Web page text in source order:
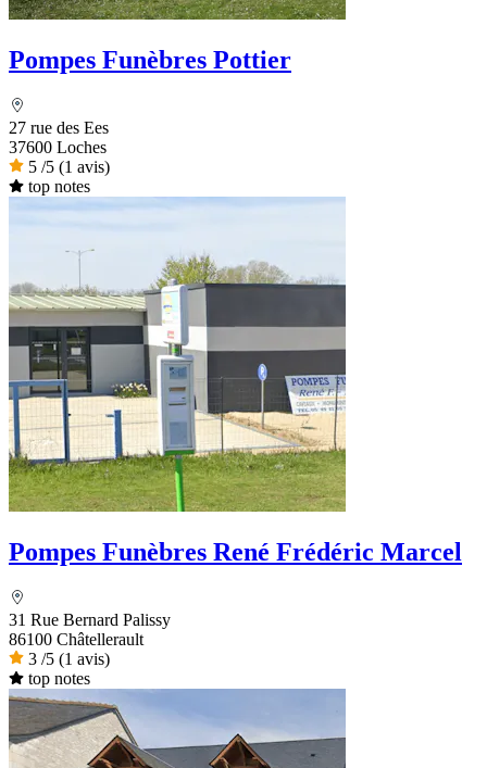
Pompes Funèbres Pottier
27 rue des Ees
37600 Loches
5 /5 (1 avis)
top notes
Pompes Funèbres René Frédéric Marcel
31 Rue Bernard Palissy
86100 Châtellerault
3 /5 (1 avis)
top notes